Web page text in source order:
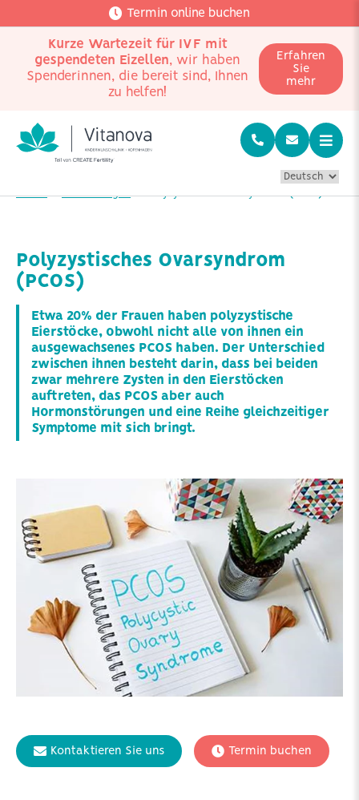
Termin online buchen
Kurze Wartezeit für IVF mit
gespendeten Eizellen, wir haben
Spenderinnen, die bereit sind, Ihnen
zu helfen!
Erfahren
Sie
mehr
Home Erkrankungen Polyzystisches Ovarsyndrom (PCOS)
Polyzystisches Ovarsyndrom
(PCOS)
Etwa 20% der Frauen haben polyzystische
Eierstöcke, obwohl nicht alle von ihnen ein
ausgewachsenes PCOS haben. Der Unterschied
zwischen ihnen besteht darin, dass bei beiden
zwar mehrere Zysten in den Eierstöcken
auftreten, das PCOS aber auch
Hormonstörungen und eine Reihe gleichzeitiger
Symptome mit sich bringt.
Kontaktieren Sie uns Termin buchen